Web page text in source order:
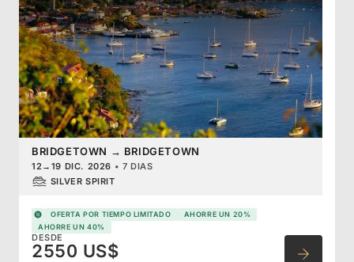
BRIDGETOWN → BRIDGETOWN
12→ 19 DIC. 2026 • 7 DIAS
SILVER SPIRIT
OFERTA POR TIEMPO LIMITADO
AHORRE UN 20%
AHORRE UN 40%
DESDE
2550 US$